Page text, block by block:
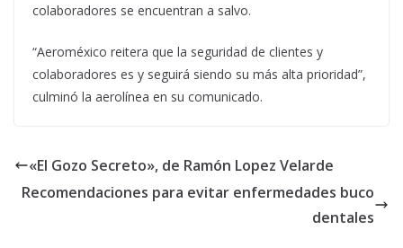
colaboradores se encuentran a salvo.
“Aeroméxico reitera que la seguridad de clientes y
colaboradores es y seguirá siendo su más alta prioridad”,
culminó la aerolínea en su comunicado.
«El Gozo Secreto», de Ramón Lopez Velarde
Recomendaciones para evitar enfermedades buco
dentales